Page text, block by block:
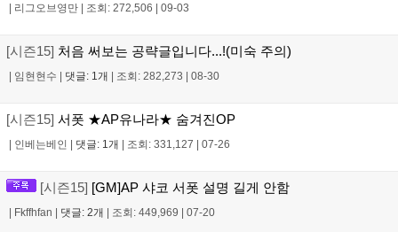
리그오브영만 조회: 272,506 09-03
[시즌15] 처음 써보는 공략글입니다...!(미숙 주의)
임현현수 댓글: 1개 조회: 282,273 08-30
[시즌15] 서폿 ★AP유나라★ 숨겨진OP
인베는베인 댓글: 1개 조회: 331,127 07-26
[시즌15] [GM]AP 샤코 서폿 설명 길게 안함
Fkffhfan 댓글: 2개 조회: 449,969 07-20